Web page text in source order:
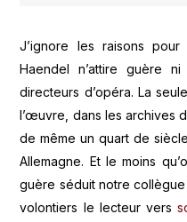
J’ignore les raisons
Haendel n’attire guère
directeurs d’opéra. La
l’œuvre, dans les archives
de même un quart de
Allemagne. Et le moins
guère séduit notre
volontiers le lecteur vers